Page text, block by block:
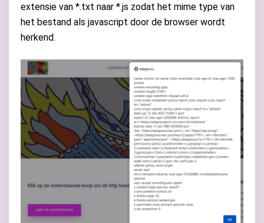
extensie van *.txt naar *.js zodat het mime type van
het bestand als javascript door de browser wordt
herkend.